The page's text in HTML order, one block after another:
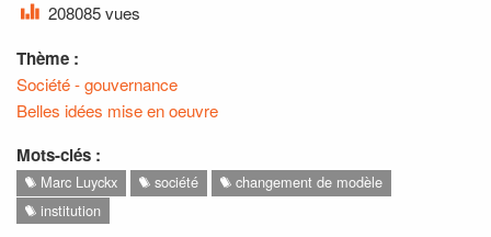
208085 vues
Thème :
Société - gouvernance
Belles idées mise en oeuvre
Mots-clés :
Marc Luyckx société
changement de modèle
institution